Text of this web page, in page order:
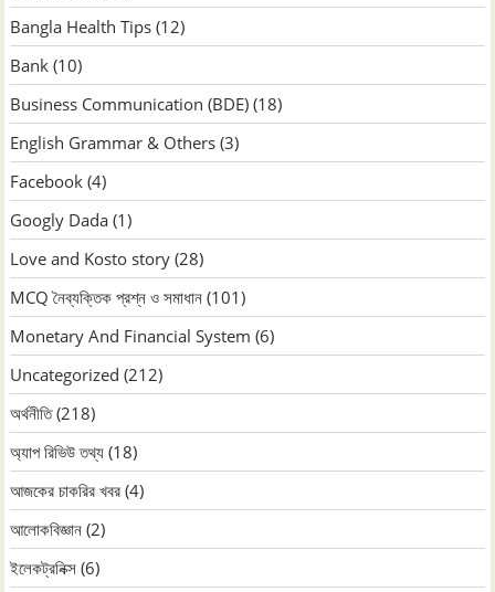
Bangla Health Tips (12)
Bank (10)
Business Communication (BDE) (18)
English Grammar & Others (3)
Facebook (4)
Googly Dada (1)
Love and Kosto story (28)
MCQ নৈব্যক্তিক প্রশ্ন ও সমাধান (101)
Monetary And Financial System (6)
Uncategorized (212)
অর্থনীতি(218)
অ্যাপ রিভিউ তথ্য (18)
আজকের চাকরির খবর (4)
আলোকবিজ্ঞান (2)
ইলেকট্রনিক্স (6)